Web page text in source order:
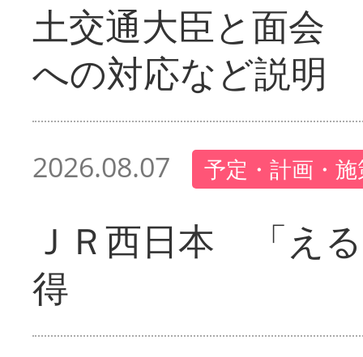
土交通大臣と面会
への対応など説明
2026.08.07 予定・計画・
ＪＲ西日本 「え
得